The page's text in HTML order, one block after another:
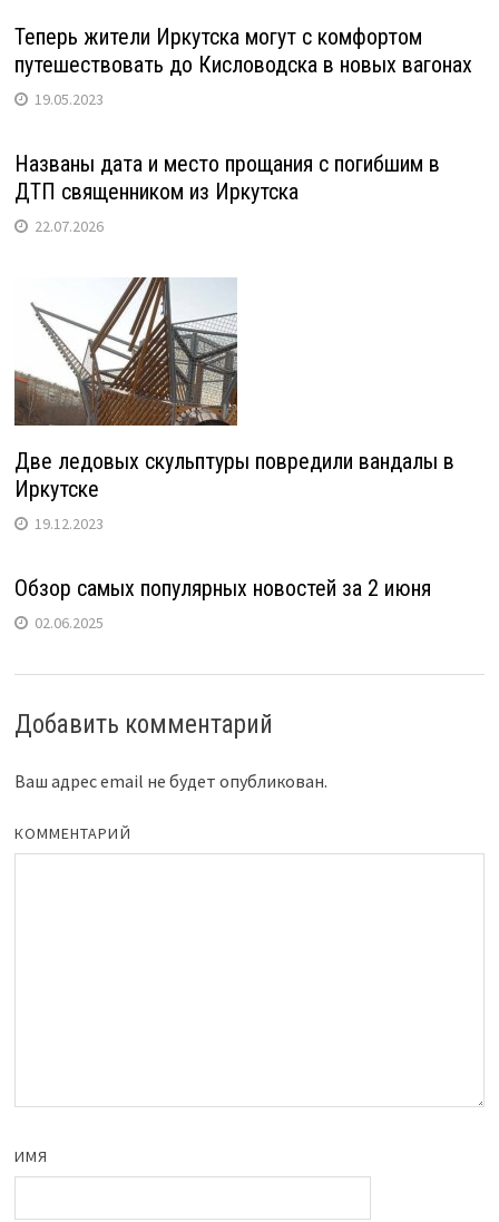
Теперь жители Иркутска могут с комфортом
путешествовать до Кисловодска в новых вагонах
19.05.2023
Названы дата и место прощания с погибшим в
ДТП священником из Иркутска
22.07.2026
Две ледовых скульптуры повредили вандалы в
Иркутске
19.12.2023
Обзор самых популярных новостей за 2 июня
02.06.2025
Добавить комментарий
Ваш адрес email не будет опубликован.
КОММЕНТАРИЙ
ИМЯ